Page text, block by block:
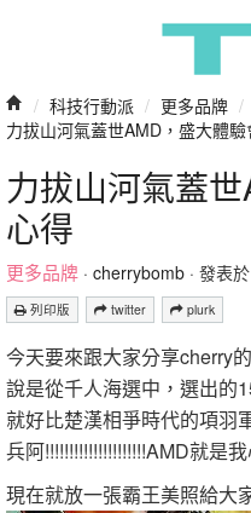
/ 科技行動派 / 更多品牌 /
力拔山河氣蓋世AMD，盛大體
力拔山河氣蓋
心得
更多品牌 · cherrybomb · 發表
列印版 twitter plurk
今天要來跟大家分享cherry
說是從千人海選中，選出的
就好比楚漢相爭時代的項羽
兵阿!!!!!!!!!!!!!!!!!!!!!AMD就是
現在就放一張霸王美照給大